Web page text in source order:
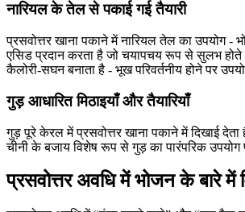
नारियल के तेल से पकाई गई तैयारी
प्रसवोत्तर खाना पकाने में नारियल तेल का उपयोग
एसिड प्रदान करता है जो चयापचय रूप से सुलभ होते
कैलोरी-सघन बनाता है - भूख परिवर्तनीय होने पर
गुड़ आधारित मिठाइयाँ और तैयारियाँ
गुड़ पूरे केरल में प्रसवोत्तर खाना पकाने में दिखाई
चीनी के बजाय विशेष रूप से गुड़ का पारंपरिक
प्रसवोत्तर अवधि में भोजन के बारे में